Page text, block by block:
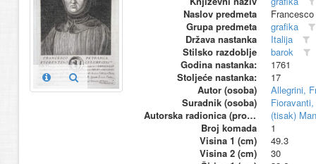
Naslov predmeta
Grupa predmeta
grafika
Država nastanka
Italija
Stilsko razdoblje
barok
Godina nastanka:
1761
Stoljeće nastanka:
17
Autor (osoba)
Allegrini,
Suradnik (osoba)
Autorska radionica (proizvođač)
(tisak)
Broj komada
1
Visina 1 (cm)
49.3
Visina 2 (cm)
30